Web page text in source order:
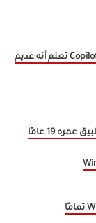
الحقيقة المرة حول Copilot: Microsoft تعلم أنه عديم
4 أسباب تدفعني لاستخدام تطبيق عمره 19 عامًا